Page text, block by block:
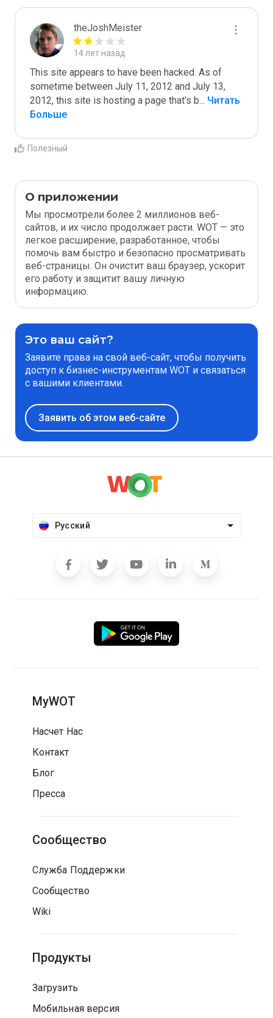
theJoshMeister
14 лет назад
This site appears to have been hacked. As of
sometime between July 11, 2012 and July 13,
2012, this site is hosting a page that's b... Читать
Больше
Полезный
О приложении
Мы просмотрели более 2 миллионов веб-
сайтов, и их число продолжает расти. WOT — это
легкое расширение, разработанное, чтобы
помочь вам быстро и безопасно просматривать
веб-страницы. Он очистит ваш браузер, ускорит
его работу и защитит вашу личную
информацию.
Это ваш сайт?
Заявите права на свой веб-сайт, чтобы получить
доступ к бизнес-инструментам WOT и связаться
с вашими клиентами.
Заявить об этом веб-сайте
Русский
MyWOT
Насчет Нас
Контакт
Блог
Пресса
Сообщество
Служба Поддержки
Сообщество
Wiki
Продукты
Загрузить
Мобильная версия